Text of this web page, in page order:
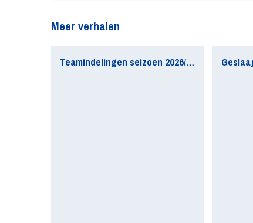
Meer verhalen
Teamindelingen seizoen 2026/2027 update